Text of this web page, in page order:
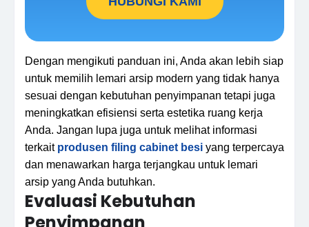
Dengan mengikuti panduan ini, Anda akan lebih siap
untuk memilih lemari arsip modern yang tidak hanya
sesuai dengan kebutuhan penyimpanan tetapi juga
meningkatkan efisiensi serta estetika ruang kerja
Anda. Jangan lupa juga untuk melihat informasi
terkait produsen filing cabinet besi yang terpercaya
dan menawarkan harga terjangkau untuk lemari
arsip yang Anda butuhkan.
Evaluasi Kebutuhan